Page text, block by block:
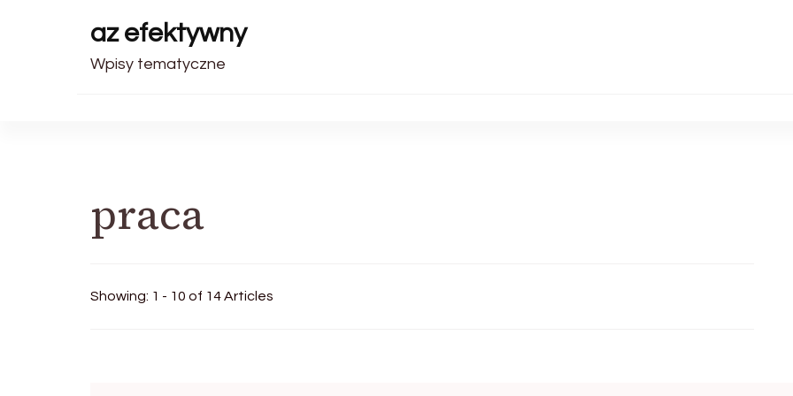
az efektywny
Wpisy tematyczne
praca
Showing: 1 - 10 of 14 Articles